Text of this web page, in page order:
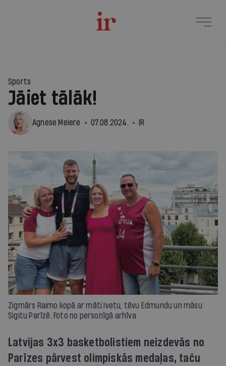
Sports
Jāiet tālāk!
Agnese Meiere 07.08.2024. IR
Zigmārs Raimo kopā ar māti Ivetu, tēvu Edmundu un māsu
Sigitu Parīzē. Foto no personīgā arhīva
Latvijas 3x3 basketbolistiem neizdevās no
Parīzes pārvest olimpiskās medaļas, taču